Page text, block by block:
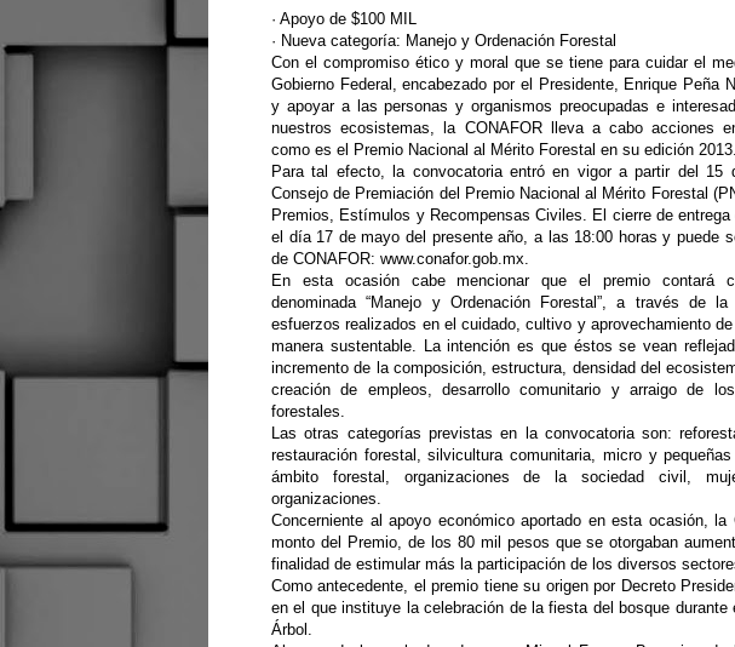
· Apoyo de $100 MIL
· Nueva categoría: Manejo y Ordenación Forestal
Con el compromiso ético y moral que se tiene para cuidar el
Gobierno Federal, encabezado por el Presidente, Enrique Peña
y apoyar a las personas y organismos preocupadas e
nuestros ecosistemas, la CONAFOR lleva a cabo acciones
como es el Premio Nacional al Mérito Forestal en su edición 2013.
Para tal efecto, la convocatoria entró en vigor a partir del 15
Consejo de Premiación del Premio Nacional al Mérito Forestal
Premios, Estímulos y Recompensas Civiles. El cierre de
el día 17 de mayo del presente año, a las 18:00 horas y puede
de CONAFOR: www.conafor.gob.mx.
En esta ocasión cabe mencionar que el premio contará
denominada “Manejo y Ordenación Forestal”, a través de
esfuerzos realizados en el cuidado, cultivo y aprovechamiento
manera sustentable. La intención es que éstos se vean
incremento de la composición, estructura, densidad del
creación de empleos, desarrollo comunitario y arraigo de
forestales.
Las otras categorías previstas en la convocatoria son:
restauración forestal, silvicultura comunitaria, micro y
ámbito forestal, organizaciones de la sociedad civil,
organizaciones.
Concerniente al apoyo económico aportado en esta ocasión,
monto del Premio, de los 80 mil pesos que se otorgaban
finalidad de estimular más la participación de los diversos
Como antecedente, el premio tiene su origen por Decreto
en el que instituye la celebración de la fiesta del bosque
Árbol.